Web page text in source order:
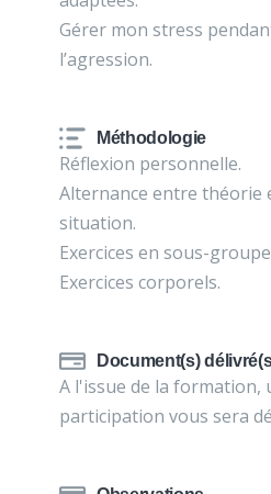
Gérer mon stress
l’agression.
Méthodologie
Réflexion personnelle.
Alternance entre théorie
situation.
Exercices en sous-
Exercices corporels.
Document(s)
A l'issue de la formation,
participation vous sera